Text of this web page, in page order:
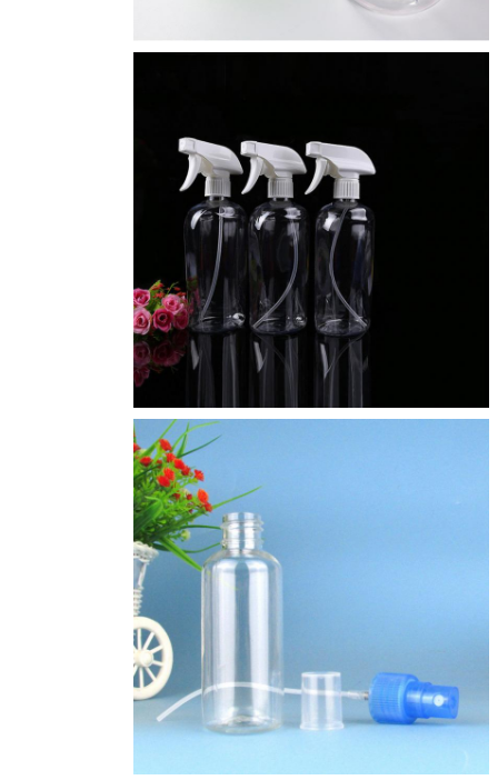
پیام بگذارید
ما به زودی با شما تماس خواهیم
گرفت